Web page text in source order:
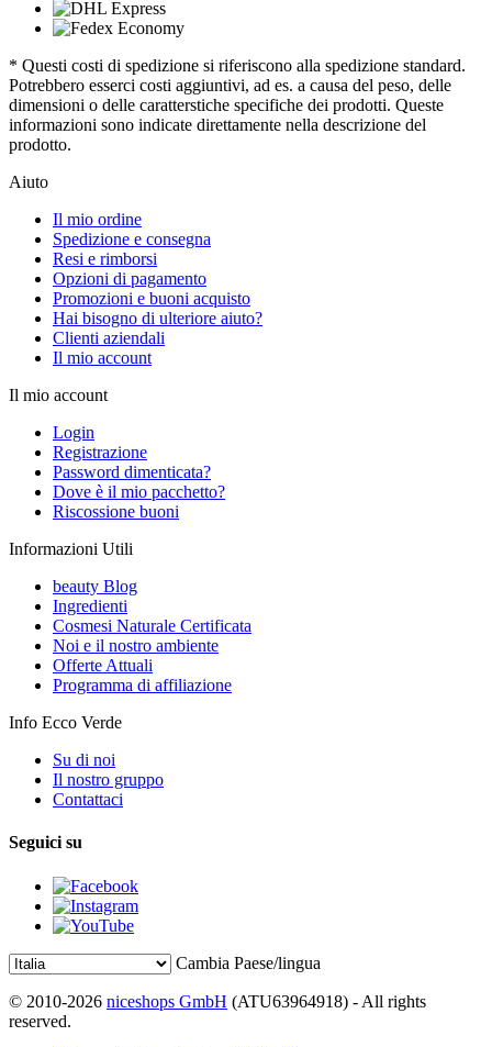
* Questi costi di spedizione si riferiscono alla spedizione standard.
Potrebbero esserci costi aggiuntivi, ad es. a causa del peso, delle
dimensioni o delle caratterstiche specifiche dei prodotti. Queste
informazioni sono indicate direttamente nella descrizione del
prodotto.
Aiuto
Il mio ordine
Spedizione e consegna
Resi e rimborsi
Opzioni di pagamento
Promozioni e buoni acquisto
Hai bisogno di ulteriore aiuto?
Clienti aziendali
Il mio account
Il mio account
Login
Registrazione
Password dimenticata?
Dove è il mio pacchetto?
Riscossione buoni
Informazioni Utili
beauty Blog
Ingredienti
Cosmesi Naturale Certificata
Noi e il nostro ambiente
Offerte Attuali
Programma di affiliazione
Info Ecco Verde
Su di noi
Il nostro gruppo
Contattaci
Seguici su
Cambia Paese/lingua
© 2010-2026 niceshops GmbH (ATU63964918) - All rights
reserved.